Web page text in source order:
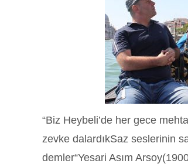
“Biz Heybeli’de her gece
zevke dalardıkSaz seslerinin
demler“Yesari Asım